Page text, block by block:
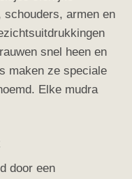
schouders, armen en
snel heen en
maken ze speciale
Elke mudra
door een